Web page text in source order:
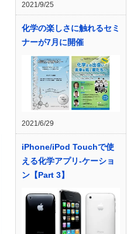
2021/9/25
化学の楽しさに触れるセミ
ナーが7月に開催
2021/6/29
iPhone/iPod Touchで使
える化学アプリ-ケーショ
ン【Part 3】